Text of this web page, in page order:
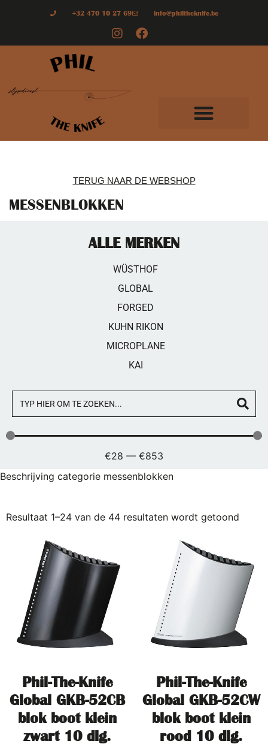
+32 470 10 27 69 info@philtheknife.be
TERUG NAAR DE WEBSHOP
MESSENBLOKKEN
Beschrijving categorie messenblokken
Resultaat 1–24 van de 44 resultaten wordt getoond
Phil-The-Knife
Global GKB-52CB
blok boot klein
zwart 10 dlg.
Phil-The-Knife
Global GKB-52CW
blok boot klein
rood 10 dlg.
ALLE MERKEN
WÜSTHOF
GLOBAL
FORGED
KUHN RIKON
MICROPLANE
KAI
€28 — €853